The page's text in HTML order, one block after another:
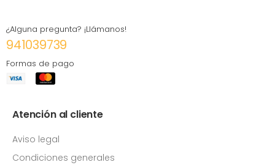
¿Alguna pregunta? ¡Llámanos!
941039739
Formas de pago
Atención al cliente
Aviso legal
Condiciones generales